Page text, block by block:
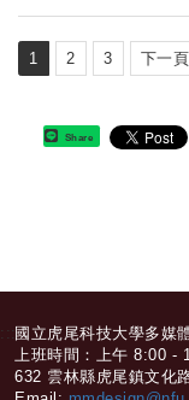
1 2 3 下一頁
Share
::: 國立虎尾科技大學多媒
上班時間：上午 8:00 -
632 雲林縣虎尾鎮文化